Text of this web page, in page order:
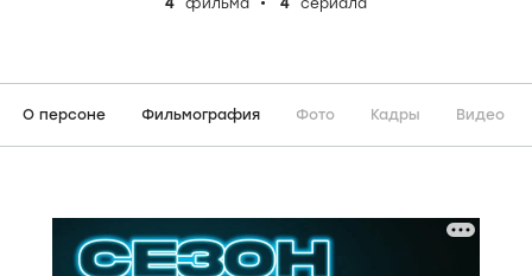
4
фильма 4 сериала
О персоне Фильмография Фото Кадры Видео